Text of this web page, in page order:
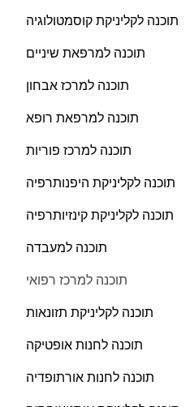
תוכנה לקליניקת קוסמטולוגיה
תוכנה למרפאת שיניים
תוכנה למרכז אבחון
תוכנה למרפאת רופא
תוכנה למרכז פוריות
תוכנה לקליניקת היפנותרפיה
תוכנה לקליניקת קינזיותרפיה
תוכנה למעבדה
תוכנה למרכז רפואי
תוכנה לקליניקת תזונאות
תוכנה לחנות אופטיקה
תוכנה לחנות אורתופדיה